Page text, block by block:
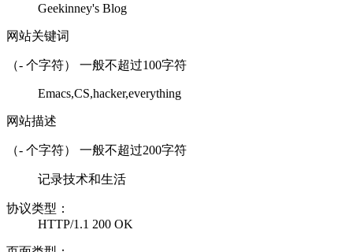
Geekinney's Blog
网站关键词
（- 个字符） 一般不超过100字符
Emacs,CS,hacker,everything
网站描述
（- 个字符） 一般不超过200字符
记录技术和生活
协议类型：
HTTP/1.1 200 OK